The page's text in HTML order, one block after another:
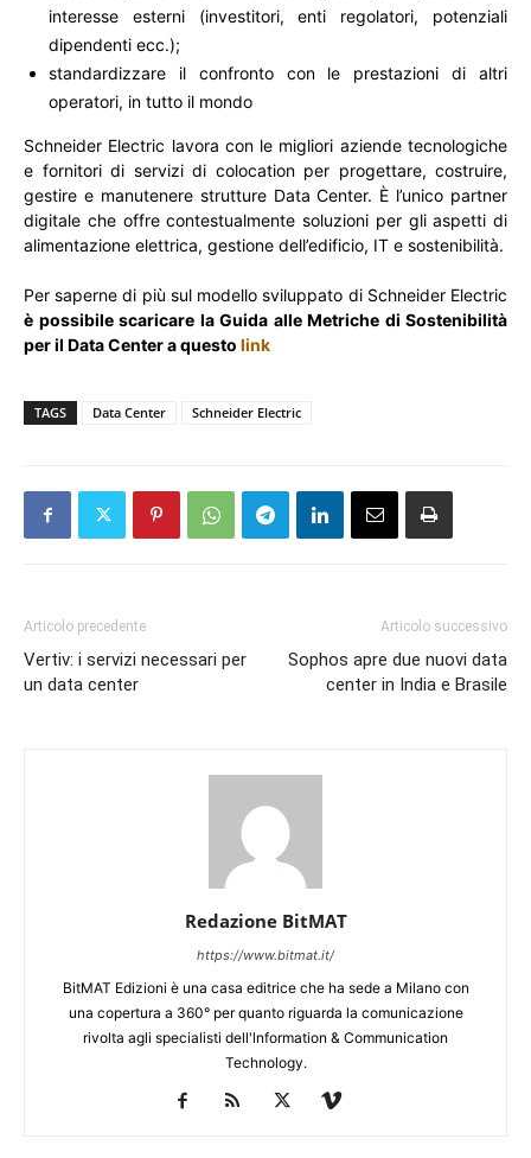
interesse esterni (investitori, enti regolatori, potenziali
dipendenti ecc.);
standardizzare il confronto con le prestazioni di altri
operatori, in tutto il mondo
Schneider Electric lavora con le migliori aziende tecnologiche
e fornitori di servizi di colocation per progettare, costruire,
gestire e manutenere strutture Data Center. È l’unico partner
digitale che offre contestualmente soluzioni per gli aspetti di
alimentazione elettrica, gestione dell’edificio, IT e sostenibilità.
Per saperne di più sul modello sviluppato di Schneider Electric
è possibile scaricare la Guida alle Metriche di Sostenibilità
per il Data Center a questo link
TAGS Data Center Schneider Electric
Articolo precedente
Vertiv: i servizi necessari per
un data center
Articolo successivo
Sophos apre due nuovi data
center in India e Brasile
Redazione BitMAT
https://www.bitmat.it/
BitMAT Edizioni è una casa editrice che ha sede a Milano con
una copertura a 360° per quanto riguarda la comunicazione
rivolta agli specialisti dell'lnformation & Communication
Technology.